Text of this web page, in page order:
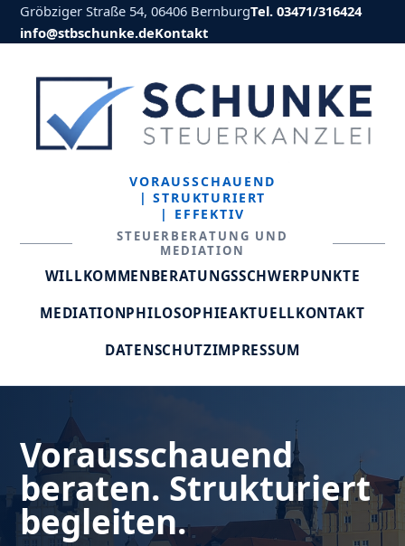
Gröbziger Straße 54, 06406 BernburgTel. 03471/316424
info@stbschunke.deKontakt
VORAUSSCHAUEND
| STRUKTURIERT
| EFFEKTIV
STEUERBERATUNG UND
MEDIATION
WILLKOMMENBERATUNGSSCHWERPUNKTE
MEDIATIONPHILOSOPHIEAKTUELLKONTAKT
DATENSCHUTZIMPRESSUM
Vorausschauend
beraten. Strukturiert
begleiten.